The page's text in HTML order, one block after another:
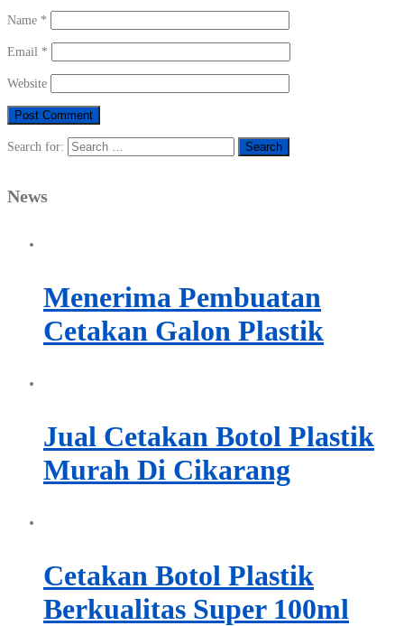
Name *
Email *
Website
Search for:
News
Menerima Pembuatan
Cetakan Galon Plastik
Jual Cetakan Botol Plastik
Murah Di Cikarang
Cetakan Botol Plastik
Berkualitas Super 100ml